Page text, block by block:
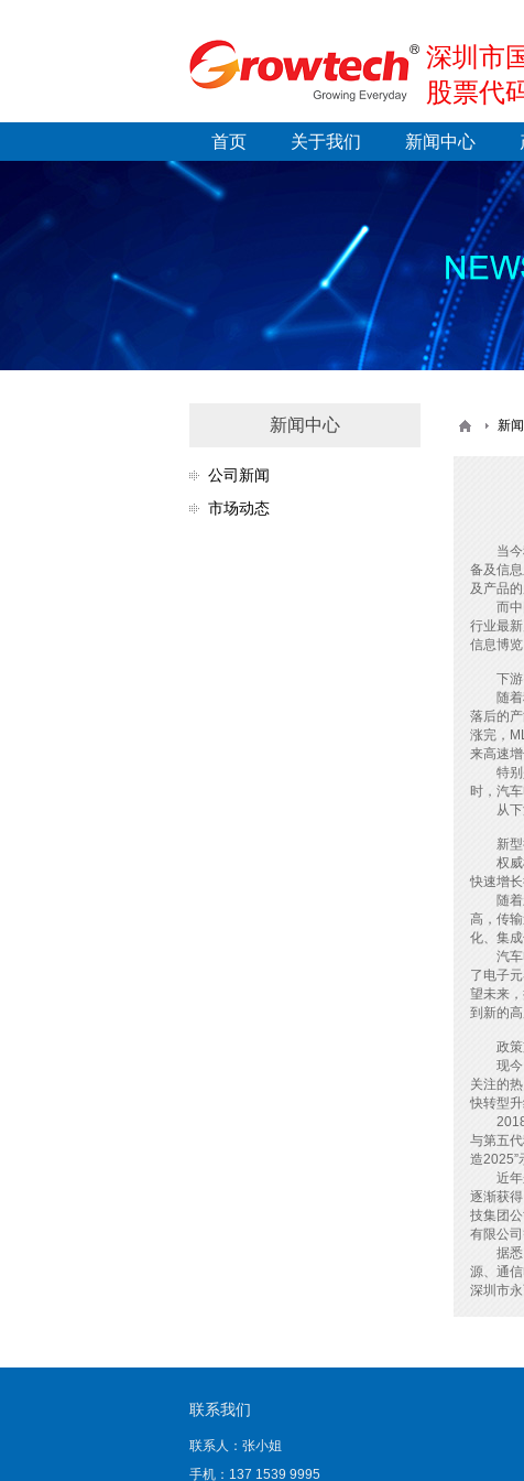
深圳市
股票代
首页 关于我们 新闻中心
新闻中心
公司新闻
市场动态
新
当今科
备及信
及产品
而中国
行业最
信息博
下游需
随着科
落后的
涨完，
来高速增
特别是
时，汽
从下游
新型行
权威机
快速增
随着新
高，传
化、集
汽车电
了电子
望未来
到新的高
政策
现今，
关注的
快转型
2018
与第五
造2025”
近年来
逐渐获
技集团
有限公
据悉，
源、通
深圳市
联系我们
联系人：张小姐
手机：137 1539 9995